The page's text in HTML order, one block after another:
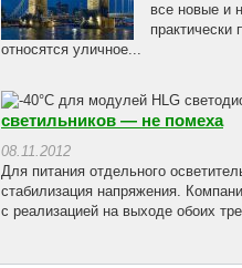
все новые и
относятся уличное...
светильников — не помеха
08.11.2012
Для питания отдельного
стабилизация напряжения.
с реализацией на выходе обоих